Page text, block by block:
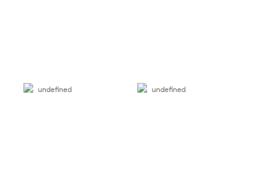
undefined undefined